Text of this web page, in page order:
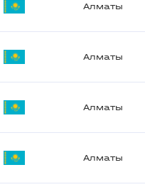
Алматы
Алматы
Алматы
Алматы